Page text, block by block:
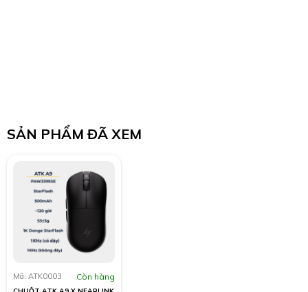
SẢN PHẨM ĐÃ XEM
Mã: ATK0003 Còn hàng